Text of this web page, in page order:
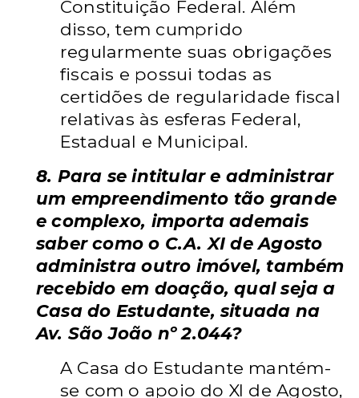
Constituição Federal. Além
disso, tem cumprido
regularmente suas obrigações
fiscais e possui todas as
certidões de regularidade fiscal
relativas às esferas Federal,
Estadual e Municipal.
8. Para se intitular e administrar
um empreendimento tão grande
e complexo, importa ademais
saber como o C.A. XI de Agosto
administra outro imóvel, também
recebido em doação, qual seja a
Casa do Estudante, situada na
Av. São João nº 2.044?
A Casa do Estudante mantém-
se com o apoio do XI de Agosto,